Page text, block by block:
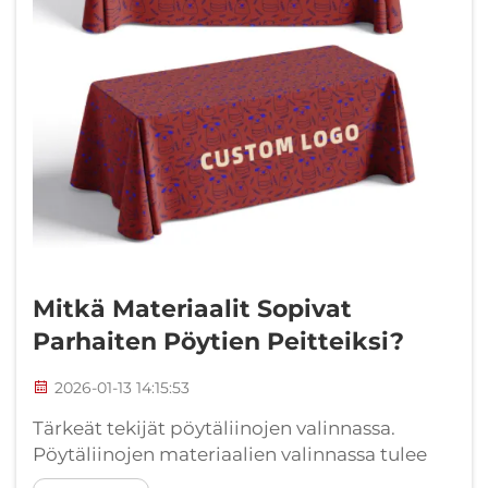
Mitkä Materiaalit Sopivat
Parhaiten Pöytien Peitteiksi?
2026-01-13 14:15:53
Tärkeät tekijät pöytäliinojen valinnassa.
Pöytäliinojen materiaalien valinnassa tulee
ottaa huomioon useita tekijöitä. Paitsi liinan